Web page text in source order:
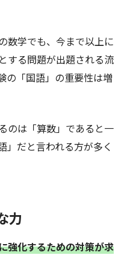
数学でも、今まで以上に
する問題が出題される流
の「国語」の重要性は増
のは「算数」であると一
」だと言われる方が多く
力
強化するための対策が求